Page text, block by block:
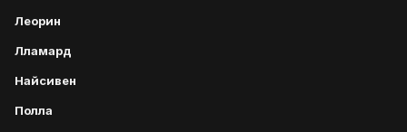
Леорин
Лламард
Найсивен
Полла